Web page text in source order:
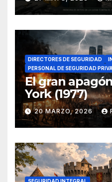
en el sur de
DIRECTORES DE SEGURIDAD
PERSONAL DE SEGURIDAD
El gran
York (1977)
20 MARZO, 2026
SEGURIDAD INTEGRAL